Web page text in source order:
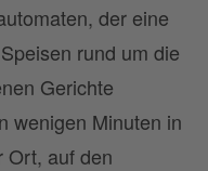
der eine
rund um die
Gerichte
wenigen Minuten in
Ort, auf den